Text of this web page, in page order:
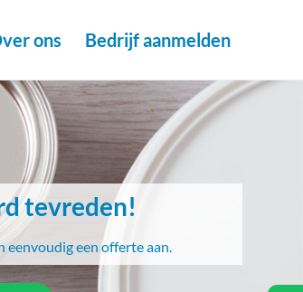
ons Bedrijf aanmelden
tevreden!
eenvoudig een offerte aan.